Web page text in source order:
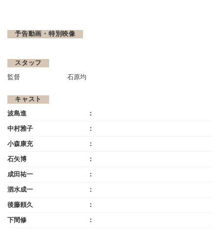
予告動画・特別映像
スタッフ
監督 石原均
キャスト
波島進
中村雅子
小森康充
石矢博
成田祐一
泗水成一
後藤頼久
下間修